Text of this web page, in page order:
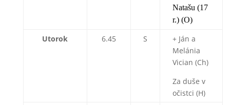
Natašu (17
r.) (O)
Utorok 6.45 S
+ Ján a
Melánia
Vician (Ch)
Za duše v
očistci (H)